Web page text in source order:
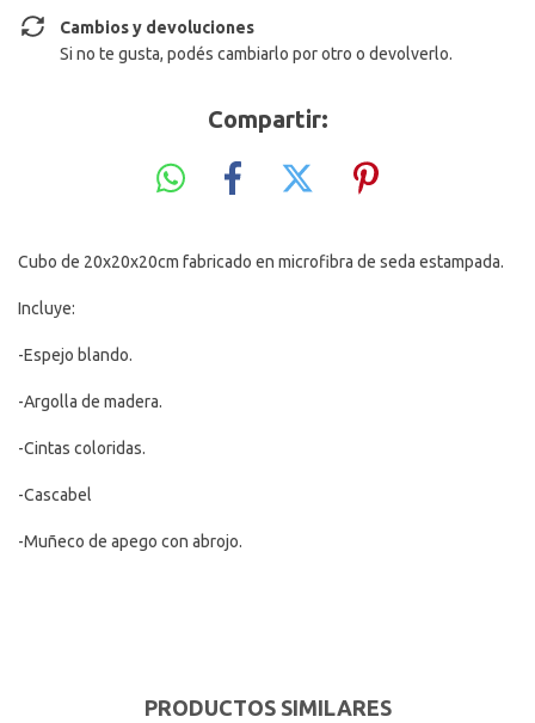
Cambios y devoluciones
Si no te gusta, podés cambiarlo por otro o devolverlo.
Compartir:
Cubo de 20x20x20cm fabricado en microfibra de seda estampada.
Incluye:
-Espejo blando.
-Argolla de madera.
-Cintas coloridas.
-Cascabel
-Muñeco de apego con abrojo.
PRODUCTOS SIMILARES